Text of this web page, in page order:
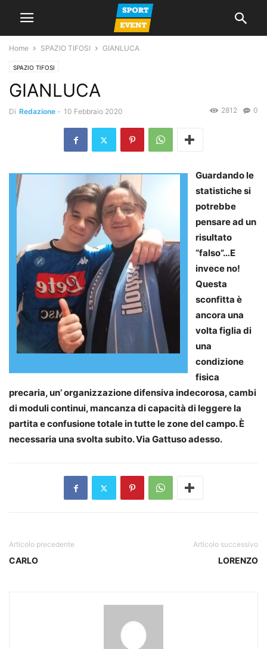
Home SPAZIO TIFOSI GIANLUCA
SPAZIO TIFOSI
GIANLUCA
Di Redazione - 10 Febbraio 2020 0
2812
Guardando le
statistiche si
potrebbe
pensare ad un
risultato
“falso”…E
invece no!
Questa
sconfitta è
ancora una
volta figlia di
una
condizione
fisica
precaria, un’ organizzazione difensiva indecorosa, cambi
di moduli continui, mancanza di capacità di leggere la
partita e confusione totale in tutte le zone del campo. È
necessaria una svolta subito. Via Gattuso adesso.
Articolo precedente
CARLO
Articolo successivo
LORENZO